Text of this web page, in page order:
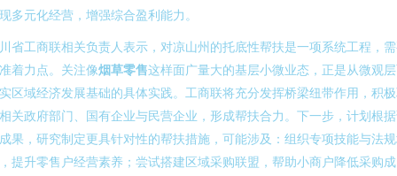
多元化经营，增强综合盈利能力。
省工商联相关负责人表示，对凉山州的托底性帮扶是一项系统工程，
着力点。关注像烟草零售这样面广量大的基层小微业态，正是从微观
区域经济发展基础的具体实践。工商联将充分发挥桥梁纽带作用，积
关政府部门、国有企业与民营企业，形成帮扶合力。下一步，计划根
果，研究制定更具针对性的帮扶措施，可能涉及：组织专项技能与法
提升零售户经营素养；尝试搭建区域采购联盟，帮助小商户降低采购成